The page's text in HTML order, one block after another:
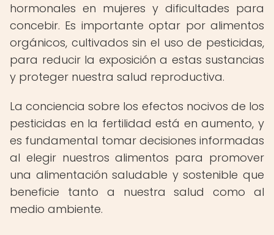
hormonales en mujeres y dificultades para
concebir. Es importante optar por alimentos
orgánicos, cultivados sin el uso de pesticidas,
para reducir la exposición a estas sustancias
y proteger nuestra salud reproductiva.
La conciencia sobre los efectos nocivos de los
pesticidas en la fertilidad está en aumento, y
es fundamental tomar decisiones informadas
al elegir nuestros alimentos para promover
una alimentación saludable y sostenible que
beneficie tanto a nuestra salud como al
medio ambiente.